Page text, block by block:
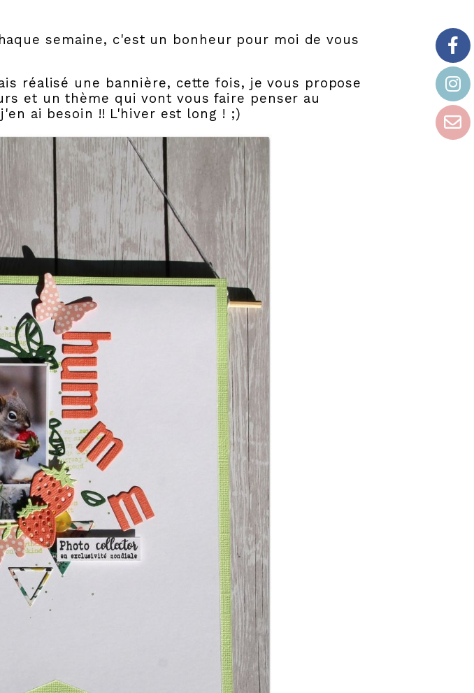
semaine, c'est un bonheur pour moi de vous
réalisé une bannière, cette fois, je vous propose
et un thème qui vont vous faire penser au
ai besoin !! L'hiver est long ! ;)